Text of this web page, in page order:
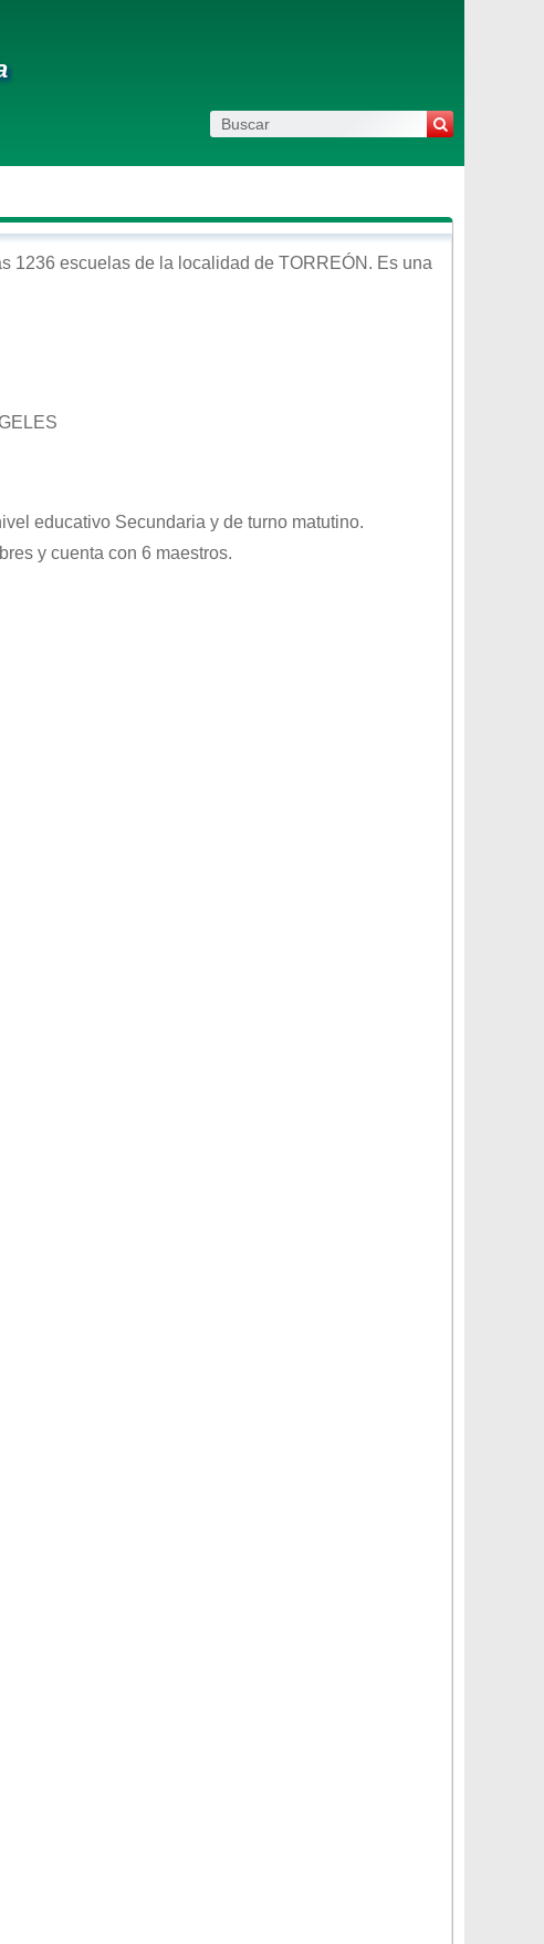
1236 escuelas de la localidad de TORREÓN . Es una
educativo Secundaria y de turno matutino.
y cuenta con 6 maestros.